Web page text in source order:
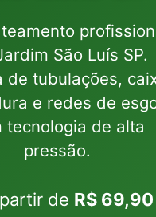
São Luís SP.
de tubulações,
e redes de
tecnologia de alta
pressão.
de R$ 69,90